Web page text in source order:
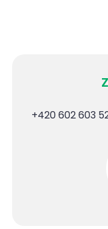
+420 602 603